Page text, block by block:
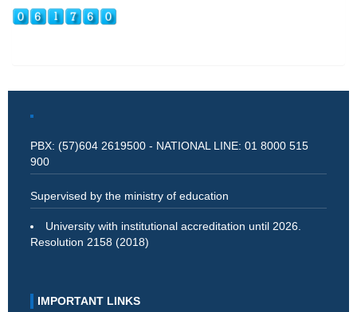
PBX: (57)604 2619500 - NATIONAL LINE: 01 8000 515
900
Supervised by the ministry of education
University with institutional accreditation until 2026.
Resolution 2158 (2018)
IMPORTANT LINKS